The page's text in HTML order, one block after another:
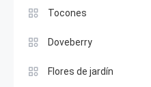
Tocones
Doveberry
Flores de jardín